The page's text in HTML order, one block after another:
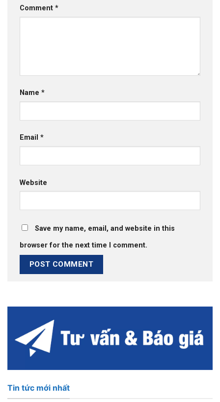
Comment *
Name *
Email *
Website
Save my name, email, and website in this
browser for the next time I comment.
Tin tức mới nhất